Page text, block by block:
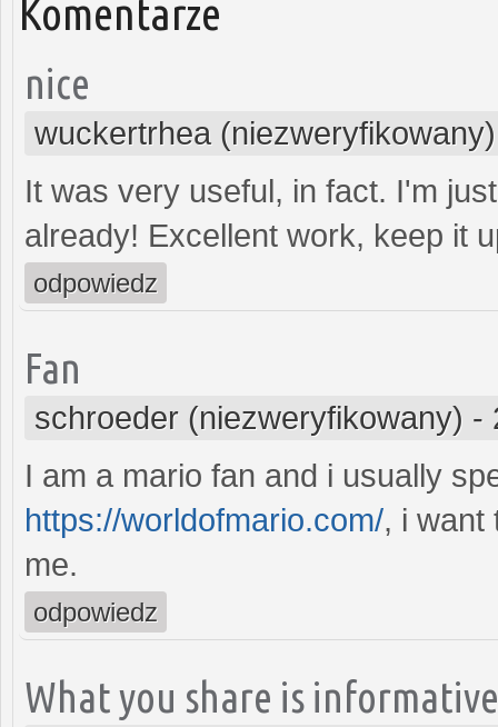
Komentarze
nice
wuckertrhea (niezweryfikowany)
It was very useful, in fact. I'm
already! Excellent work, keep it
odpowiedz
Fan
schroeder (niezweryfikowany) -
I am a mario fan and i usually
https://worldofmario.com/, i want
me.
odpowiedz
What you share is informative